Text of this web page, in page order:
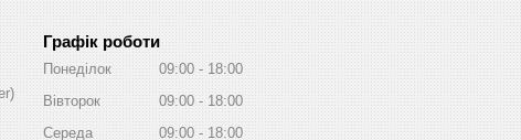
Графік роботи
Понеділок 09:00
18:00
Вівторок
09:00
18:00
Середа
09:00 18:00